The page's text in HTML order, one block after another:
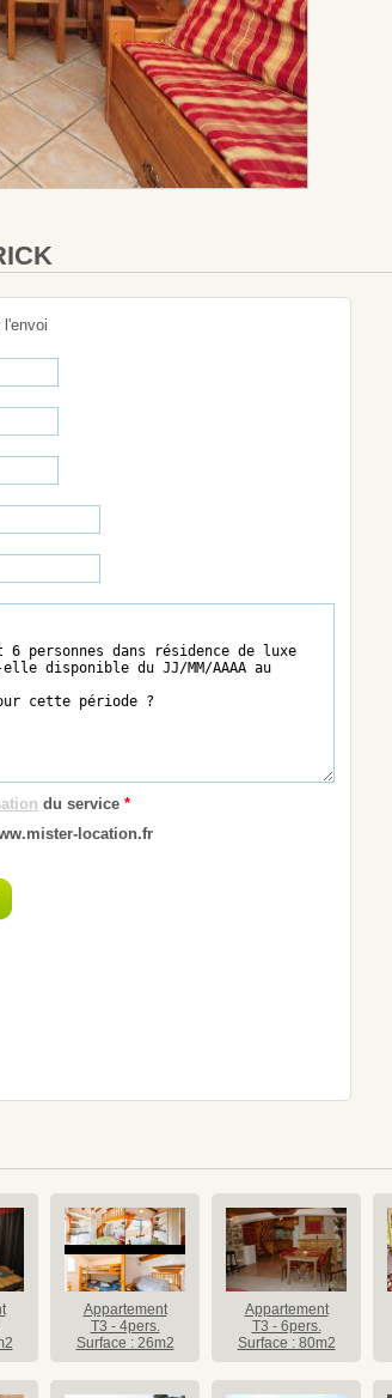
du service *
location.fr
Appartement
T3 - 4pers.
Surface : 26m2
Appartement
T3 - 6pers.
Surface : 80m2